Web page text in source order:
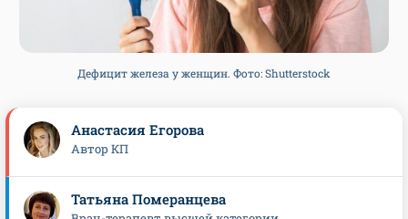
Дефицит железа у женщин. Фото: Shutterstock
Анастасия Егорова
Автор КП
Татьяна Померанцева